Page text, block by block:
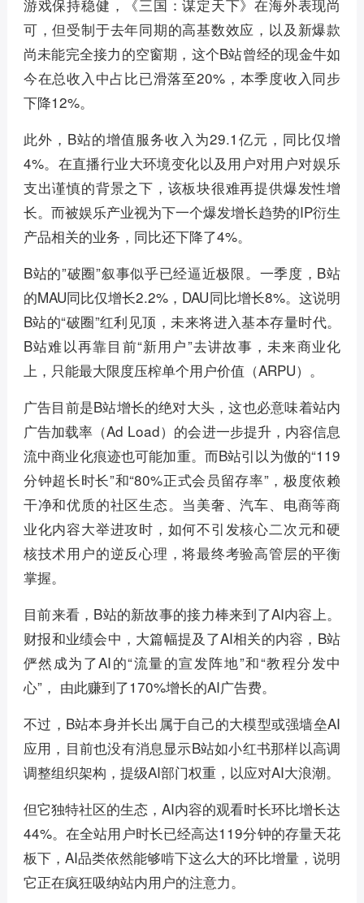
游戏保持稳健，《三国：谋定天下》在海外表现尚
可，但受制于去年同期的高基数效应，以及新爆款
尚未能完全接力的空窗期，这个B站曾经的现金牛如
今在总收入中占比已滑落至20%，本季度收入同步
下降12%。
此外，B站的增值服务收入为29.1亿元，同比仅增
4%。在直播行业大环境变化以及用户对用户对娱乐
支出谨慎的背景之下，该板块很难再提供爆发性增
长。而被娱乐产业视为下一个爆发增长趋势的IP衍生
产品相关的业务，同比还下降了4%。
B站的”破圈”叙事似乎已经逼近极限。一季度，B站
的MAU同比仅增长2.2%，DAU同比增长8%。这说明
B站的“破圈”红利见顶，未来将进入基本存量时代。
B站难以再靠目前“新用户”去讲故事，未来商业化
上，只能最大限度压榨单个用户价值（ARPU）。
广告目前是B站增长的绝对大头，这也必意味着站内
广告加载率（Ad Load）的会进一步提升，内容信息
流中商业化痕迹也可能加重。而B站引以为傲的“119
分钟超长时长”和“80%正式会员留存率”，极度依赖
干净和优质的社区生态。当美奢、汽车、电商等商
业化内容大举进攻时，如何不引发核心二次元和硬
核技术用户的逆反心理，将最终考验高管层的平衡
掌握。
目前来看，B站的新故事的接力棒来到了AI内容上。
财报和业绩会中，大篇幅提及了AI相关的内容，B站
俨然成为了AI的“流量的宣发阵地”和“教程分发中
心”， 由此赚到了170%增长的AI广告费。
不过，B站本身并长出属于自己的大模型或强墙垒AI
应用，目前也没有消息显示B站如小红书那样以高调
调整组织架构，提级AI部门权重，以应对AI大浪潮。
但它独特社区的生态，AI内容的观看时长环比增长达
44%。在全站用户时长已经高达119分钟的存量天花
板下，AI品类依然能够啃下这么大的环比增量，说明
它正在疯狂吸纳站内用户的注意力。